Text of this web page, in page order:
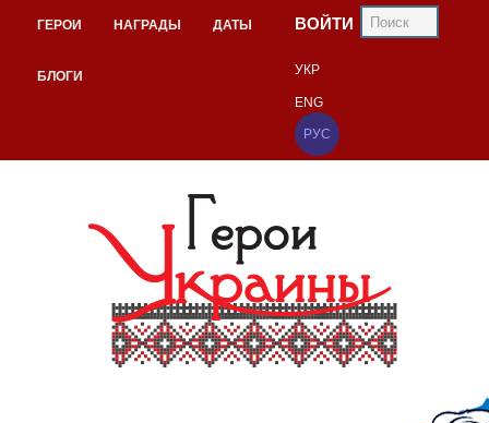
ГЕРОИ НАГРАДЫ ДАТЫ
БЛОГИ
ВОЙТИ
УКР
ENG
РУС